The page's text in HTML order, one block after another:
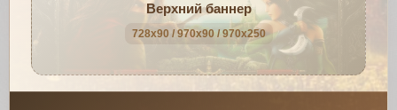
Верхний баннер
728x90 / 970x90 / 970x250